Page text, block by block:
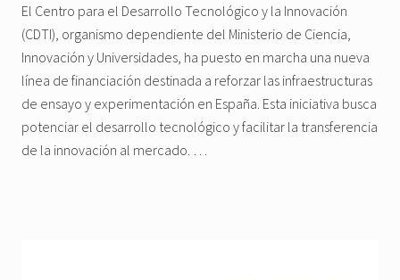
El Centro para el Desarrollo Tecnológico y la Innovación
(CDTI), organismo dependiente del Ministerio de Ciencia,
Innovación y Universidades, ha puesto en marcha una nueva
línea de financiación destinada a reforzar las infraestructuras
de ensayo y experimentación en España. Esta iniciativa busca
potenciar el desarrollo tecnológico y facilitar la transferencia
de la innovación al mercado. …